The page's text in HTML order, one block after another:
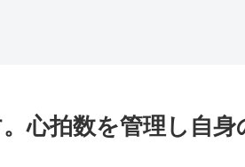
心拍数を管理し自